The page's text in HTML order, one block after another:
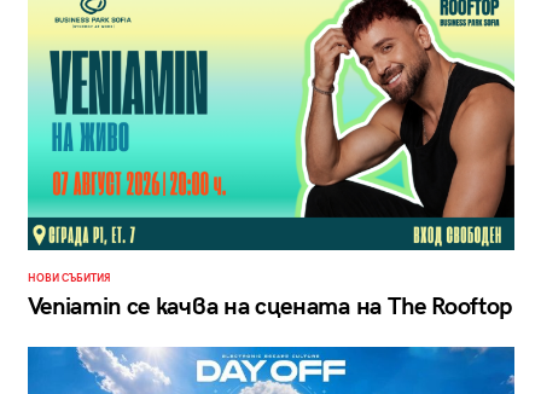
НОВИ СЪБИТИЯ
Veniamin се качва на сцената на The Rooftop